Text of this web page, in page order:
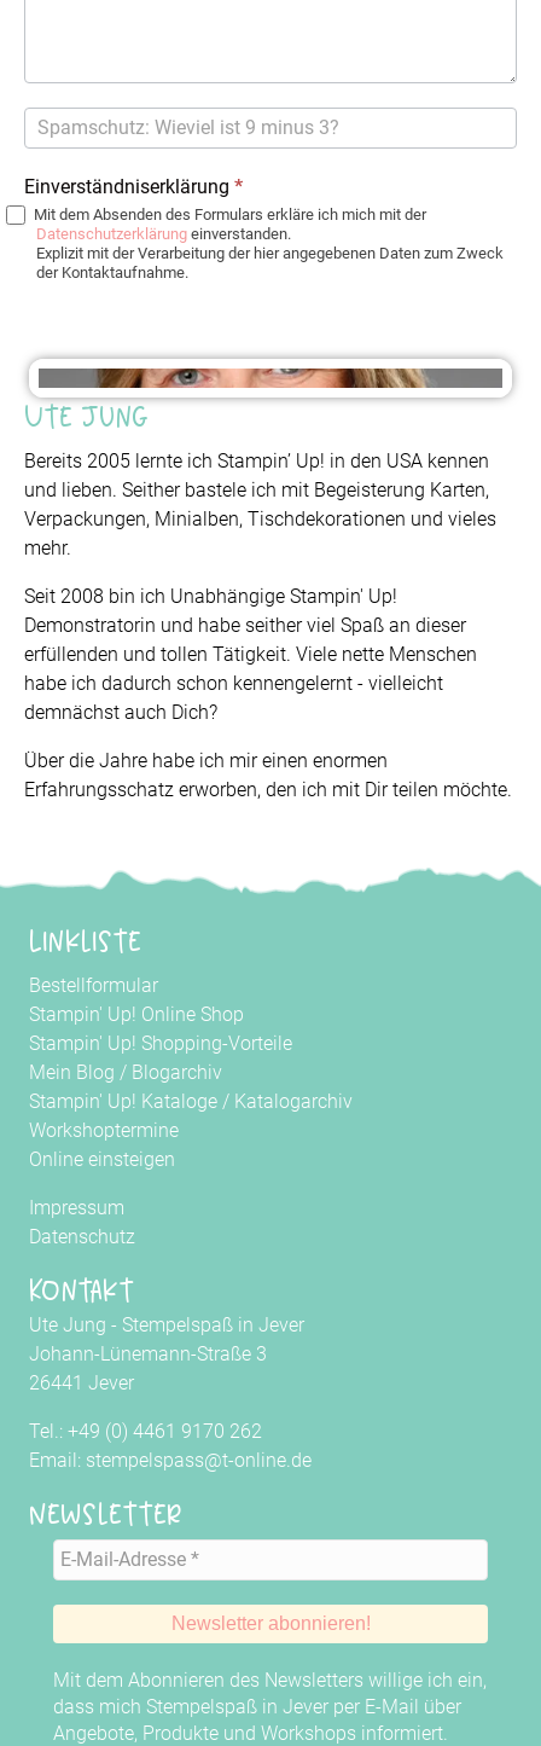
Einverständniserklärung *
Mit dem Absenden des Formulars erkläre ich mich mit der
Datenschutzerklärung einverstanden.
Explizit mit der Verarbeitung der hier angegebenen Daten zum Zweck
der Kontaktaufnahme.
Ute Jung
Bereits 2005 lernte ich Stampin’ Up! in den USA kennen
und lieben. Seither bastele ich mit Begeisterung Karten,
Verpackungen, Minialben, Tischdekorationen und vieles
mehr.
Seit 2008 bin ich Unabhängige Stampin' Up!
Demonstratorin und habe seither viel Spaß an dieser
erfüllenden und tollen Tätigkeit. Viele nette Menschen
habe ich dadurch schon kennengelernt - vielleicht
demnächst auch Dich?
Über die Jahre habe ich mir einen enormen
Erfahrungsschatz erworben, den ich mit Dir teilen möchte.
Linkliste
Bestellformular
Stampin' Up! Online Shop
Stampin' Up! Shopping-Vorteile
Mein Blog / Blogarchiv
Stampin' Up! Kataloge / Katalogarchiv
Workshoptermine
Online einsteigen
Impressum
Datenschutz
Kontakt
Ute Jung - Stempelspaß in Jever
Johann-Lünemann-Straße 3
26441 Jever
Tel.: +49 (0) 4461 9170 262
Email: stempelspass@t-online.de
Newsletter
Mit dem Abonnieren des Newsletters willige ich ein,
dass mich Stempelspaß in Jever per E-Mail über
Angebote, Produkte und Workshops informiert.